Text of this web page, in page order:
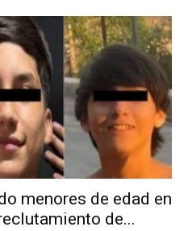
menores de edad en
de...